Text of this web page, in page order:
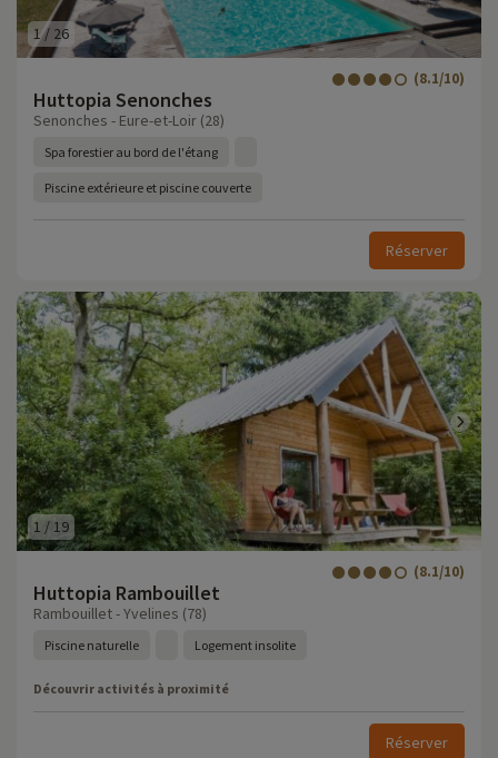
1/ 26
Huttopia Senonches
(8.1/10)
Senonches - Eure-et-Loir (28)
Spa forestier au bord de l'étang
Piscine extérieure et piscine couverte
Réserver
1 / 19
Huttopia Rambouillet
(8.1/10)
Rambouillet - Yvelines (78)
Piscine naturelle Logement insolite
Découvrir activités à proximité
Réserver